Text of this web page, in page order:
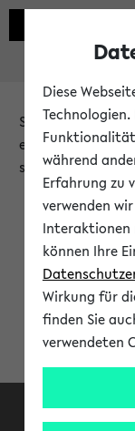
Sie möchten auf
erst nach einer
steht.
Diese
während
Erfahrung zu
verwenden
Interaktionen
können Ihre
Wirkung für
finden Sie
verwendeten